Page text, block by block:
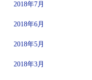
2018年7月
2018年6月
2018年5月
2018年3月